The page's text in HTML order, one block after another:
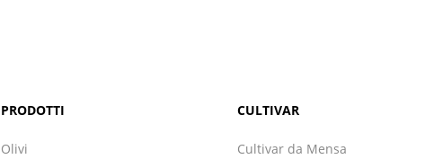
PRODOTTI
Olivi
CULTIVAR
Cultivar da Mensa